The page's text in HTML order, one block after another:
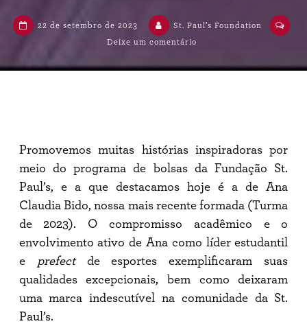
22 de setembro de 2023
St. Paul’s Foundation
Deixe um comentário
Claudia,
Promovemos muitas histórias inspiradoras por
meio do programa de bolsas da Fundação St.
Paul’s, e a que destacamos hoje é a de Ana
Claudia Bido, nossa mais recente formada (Turma
de 2023). O compromisso acadêmico e o
envolvimento ativo de Ana como líder estudantil
e
prefectde esportes exemplificaram suas
qualidades excepcionais, bem como deixaram
uma marca indescutível na comunidade da St.
Paul’s.